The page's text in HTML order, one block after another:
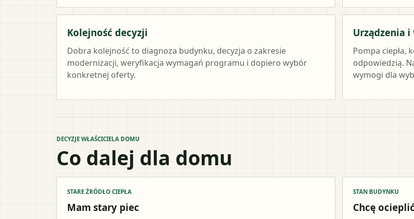
Kolejność decyzji
Dobra kolejność to diagnoza budynku, decyzja o zakresie
modernizacji, weryfikacja wymagań programu i dopiero wybór
konkretnej oferty.
Urządzenia
Pompa ciepła,
odpowiedzią.
wymogi dla
DECYZJE WŁAŚCICIELA DOMU
Co dalej dla domu
STARE ŹRÓDŁO CIEPŁA
Mam stary piec
STAN BUDYNKU
Chcę